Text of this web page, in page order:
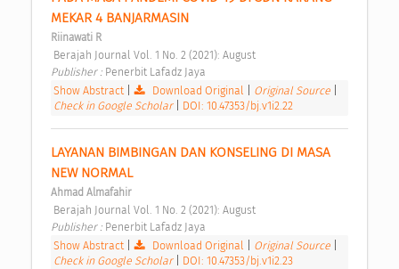
MEKAR 4 BANJARMASIN
Riinawati R
Berajah Journal Vol. 1 No. 2 (2021): August
Publisher : Penerbit Lafadz Jaya
Show Abstract| Download Original Original Source
Check in Google Scholar
DOI: 10.47353/bj.v1i2.22
LAYANAN BIMBINGAN DAN KONSELING DI MASA
NEW NORMAL
Ahmad Almafahir
Berajah Journal Vol. 1 No. 2 (2021): August
Publisher : Penerbit Lafadz Jaya
Show Abstract| Download Original Original Source
Check in Google Scholar
DOI: 10.47353/bj.v1i2.23